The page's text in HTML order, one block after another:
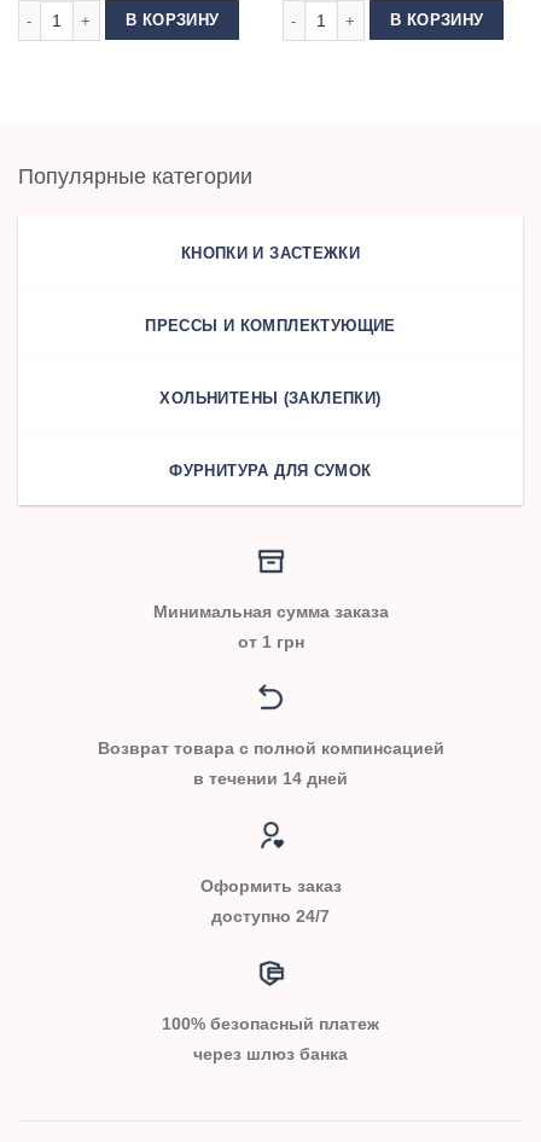
Количество товара Пресс для фурнитуры универсальный Mikron DEP-
В КОРЗИНУ
Количество товара Пломба для
В КОРЗИНУ
Популярные категории
КНОПКИ И ЗАСТЕЖКИ
ПРЕССЫ И КОМПЛЕКТУЮЩИЕ
ХОЛЬНИТЕНЫ (ЗАКЛЕПКИ)
ФУРНИТУРА ДЛЯ СУМОК
Минимальная сумма заказа
от 1 грн
Возврат товара с полной компинсацией
в течении 14 дней
Оформить заказ
доступно 24/7
100% безопасный платеж
через шлюз банка